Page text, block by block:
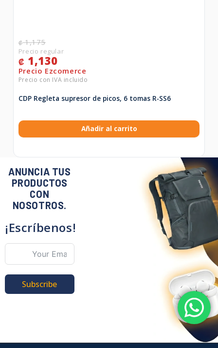
₡1,175
₡ 1,130
CDP Regleta supresor de picos, 6 tomas R-SS6
Añadir al carrito
ANUNCIA TUS
PRODUCTOS
CON
NOSOTROS.
¡Escríbenos!
Subscribe